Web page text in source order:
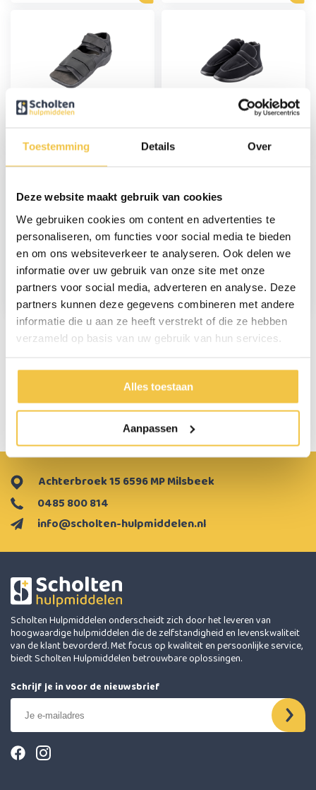
Toestemming Details Over
Deze website maakt gebruik van cookies
We gebruiken cookies om content en advertenties te
personaliseren, om functies voor social media te bieden
en om ons websiteverkeer te analyseren. Ook delen we
informatie over uw gebruik van onze site met onze
partners voor social media, adverteren en analyse. Deze
partners kunnen deze gegevens combineren met andere
informatie die u aan ze heeft verstrekt of die ze hebben
verzameld op basis van uw gebruik van hun services.
Alles toestaan
Aanpassen
Gipsschoen Comfort
17,95
verbandschoenen
64,95
MultiMotion
verbandschoenen
laag - Camel
59,95
MultiMotion
verbandschoenen
hoog - Camel
64,95
Persoonlijk advies
info@scholten-hulpmiddelen.nl
0485 800 814
Achterbroek 15 6596 MP Milsbeek
Scholten Hulpmiddelen onderscheidt zich door het leveren van
hoogwaardige hulpmiddelen die de zelfstandigheid en levenskwaliteit
van de klant bevorderd. Met focus op kwaliteit en persoonlijke service,
biedt Scholten Hulpmiddelen betrouwbare oplossingen.
Schrijf je in voor de nieuwsbrief